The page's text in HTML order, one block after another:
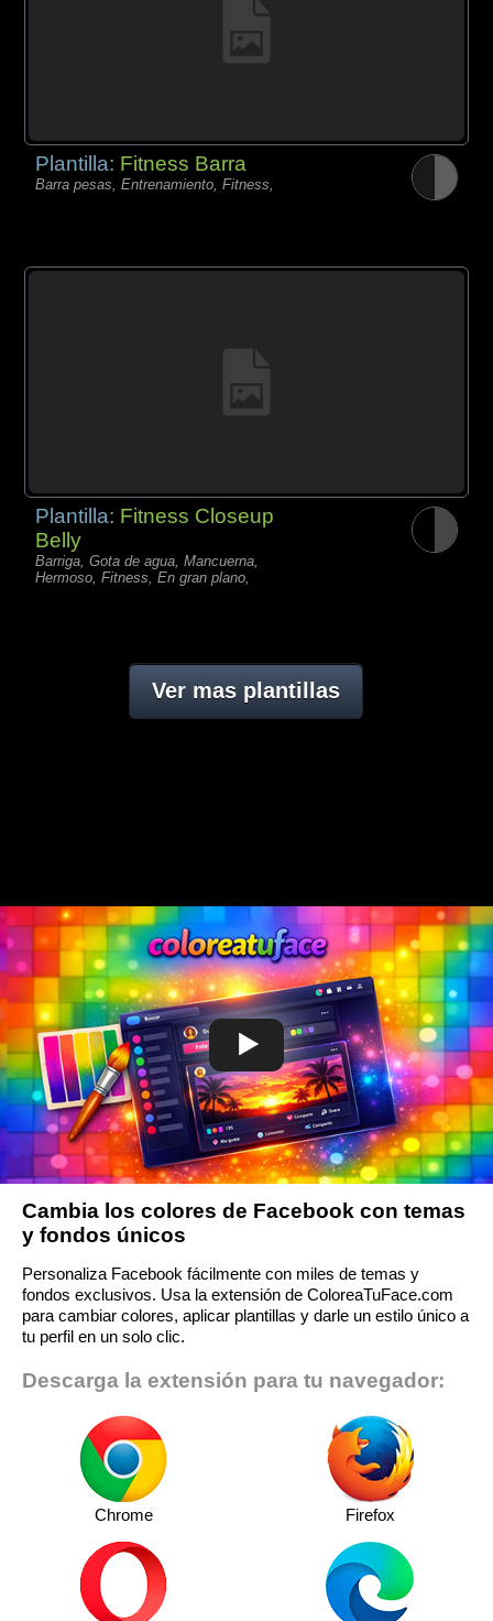
Plantilla: Fitness Barra
Barra pesas, Entrenamiento, Fitness,
Plantilla: Fitness Closeup
Belly
Barriga, Gota de agua, Mancuerna,
Hermoso, Fitness, En gran plano,
Ver mas plantillas
Cambia los colores de Facebook con temas
y fondos únicos
Personaliza Facebook fácilmente con miles de temas y
fondos exclusivos. Usa la extensión de ColoreaTuFace.com
para cambiar colores, aplicar plantillas y darle un estilo único a
tu perfil en un solo clic.
Descarga la extensión para tu navegador:
Chrome Firefox